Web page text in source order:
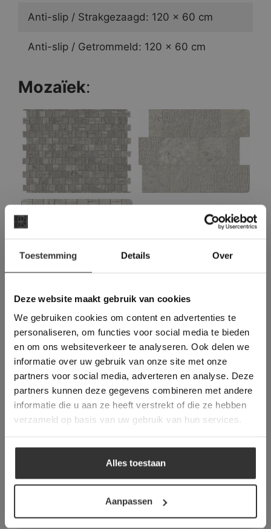
Toestemming Details Over
Deze website maakt gebruik van cookies
We gebruiken cookies om content en advertenties te
personaliseren, om functies voor social media te bieden
en om ons websiteverkeer te analyseren. Ook delen we
informatie over uw gebruik van onze site met onze
partners voor social media, adverteren en analyse. Deze
partners kunnen deze gegevens combineren met andere
informatie die u aan ze heeft verstrekt of die ze hebben
verzameld op basis van uw gebruik van hun services.
Alles toestaan
Aanpassen
Anti-slip / Strakgezaagd: 120 x 60 cm
Anti-slip / Getrommeld: 120 x 60 cm
Mozaïek:
Formaten:
Mattoncino: 1,6 x 1,6 cm. Dikte 0,9 cm
Lapis: 13,5 x 10 cm | 10 x 10 cm | 4,5 x 10
cm. Dikte 0,9 cm
100 Tessere: 3 x 3 cm. Dikte 0,9 cm
Toepassingen voor deze tegels:
Woonkamer, keuken, hal / gang, toilet,
Deze website maakt
gebruik van cookies.
This Cookie Banner was deleted and is no
longer working. Please contact the website
administrator.
Deze website gebruikt cookies om de
gebruikerservaring te verbeteren. Door
gebruik te maken van onze website geeft u
toestemming voor alle cookies in
overeenstemming met ons cookiebeleid.Lees
verder
ALLES ACCEPTEREN
ALLES AFWIJZEN
DETAILS WEERGEVEN